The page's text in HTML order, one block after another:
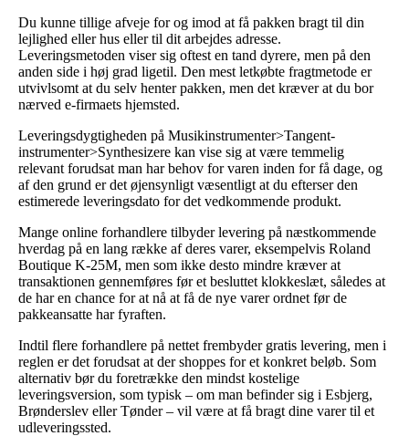
Du kunne tillige afveje for og imod at få pakken bragt til din
lejlighed eller hus eller til dit arbejdes adresse.
Leveringsmetoden viser sig oftest en tand dyrere, men på den
anden side i høj grad ligetil. Den mest letkøbte fragtmetode er
utvivlsomt at du selv henter pakken, men det kræver at du bor
nærved e-firmaets hjemsted.
Leveringsdygtigheden på Musikinstrumenter>Tangent-
instrumenter>Synthesizere kan vise sig at være temmelig
relevant forudsat man har behov for varen inden for få dage, og
af den grund er det øjensynligt væsentligt at du efterser den
estimerede leveringsdato for det vedkommende produkt.
Mange online forhandlere tilbyder levering på næstkommende
hverdag på en lang række af deres varer, eksempelvis Roland
Boutique K-25M, men som ikke desto mindre kræver at
transaktionen gennemføres før et besluttet klokkeslæt, således at
de har en chance for at nå at få de nye varer ordnet før de
pakkeansatte har fyraften.
Indtil flere forhandlere på nettet frembyder gratis levering, men i
reglen er det forudsat at der shoppes for et konkret beløb. Som
alternativ bør du foretrække den mindst kostelige
leveringsversion, som typisk – om man befinder sig i Esbjerg,
Brønderslev eller Tønder – vil være at få bragt dine varer til et
udleveringssted.